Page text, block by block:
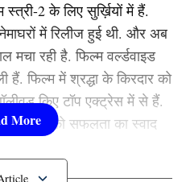
2 के लिए सुर्ख़ियों में हैं.
में रिलीज हुई थी. और अब
रही है. फिल्म वर्ल्डवाइड
फिल्म में श्रद्धा के किरदार को
किए टॉप एक्ट्रेस में से हैं.
कपूर को सफलता का स्वाद